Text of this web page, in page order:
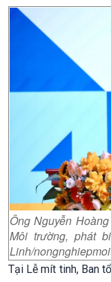
Ông Nguyễn
Môi trường, phát
Linh/
Tại Lễ mít tinh, Ban